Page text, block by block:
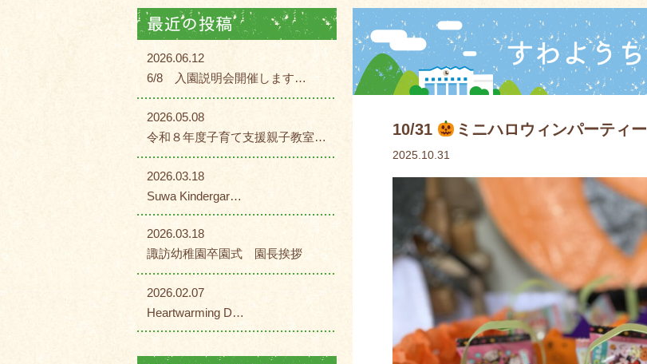
2026.06.12
6/8 入園説明会開催します…
2026.05.08
令和８年度子育て支援親子教室…
2026.03.18
Suwa Kindergar…
2026.03.18
諏訪幼稚園卒園式 園長挨拶
2026.02.07
Heartwarming D…
10/31 ミニハロウィンパーティー
2025.10.31